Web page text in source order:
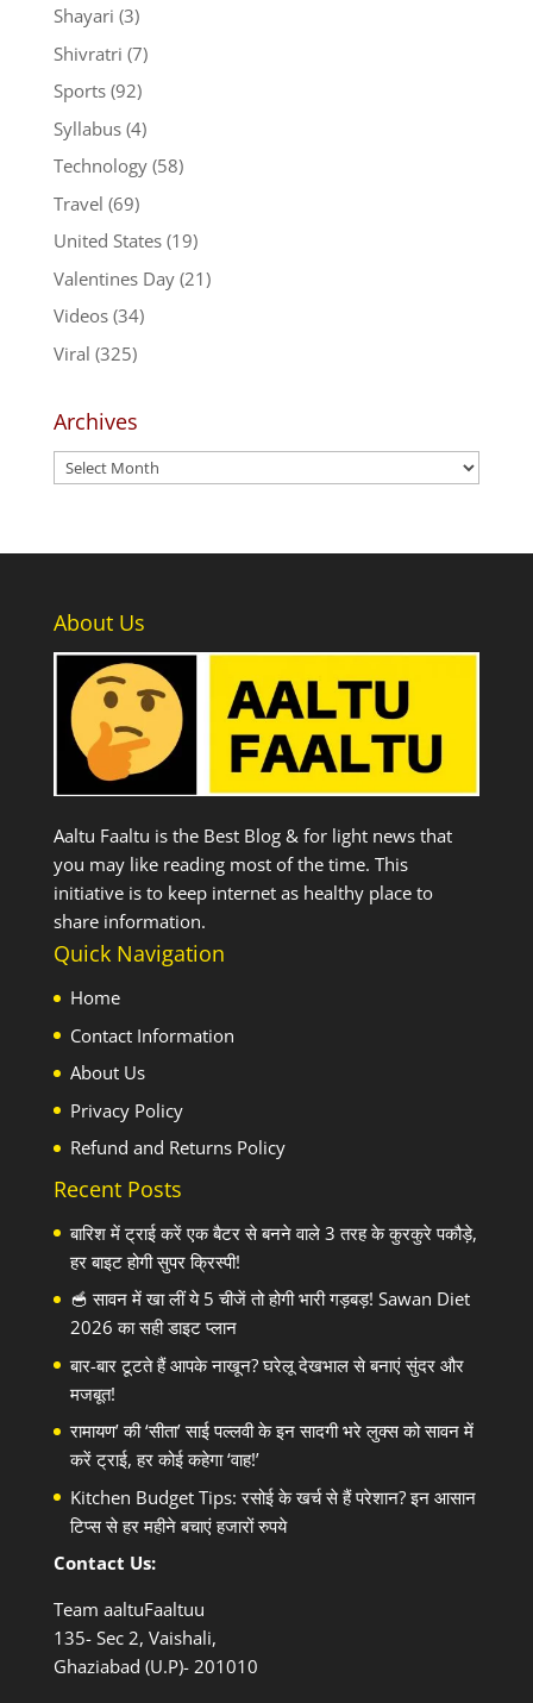
Shayari (3)
Shivratri (7)
Sports(92)
Syllabus(4)
Technology(58)
Travel (69)
United States(19)
Valentines Day(21)
Videos(34)
Viral (325)
Archives
Archives
About Us
Aaltu Faaltu is the Best Blog & for light news that
you may like reading most of the time. This
initiative is to keep internet as healthy place to
share information.
Quick Navigation
Home
Contact Information
About Us
Privacy Policy
Refund and Returns Policy
Recent Posts
बारिश में ट्राई करें एक बैटर से बनने वाले 3 तरह के कुरकुरे पकौड़े,
हर बाइट होगी सुपर क्रिस्पी!
🥣 सावन में खा लीं ये 5 चीजें तो होगी भारी गड़बड़! Sawan Diet
2026 का सही डाइट प्लान
बार-बार टूटते हैं आपके नाखून? घरेलू देखभाल से बनाएं सुंदर और
मजबूत!
रामायण’ की ‘सीता’ साई पल्लवी के इन सादगी भरे लुक्स को सावन में
करें ट्राई, हर कोई कहेगा ‘वाह!’
Kitchen Budget Tips: रसोई के खर्च से हैं परेशान? इन आसान
टिप्स से हर महीने बचाएं हजारों रुपये
Contact Us:
Team aaltuFaaltuu
135- Sec 2, Vaishali,
Ghaziabad (U.P)- 201010